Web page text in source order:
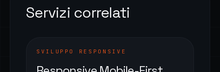
Servizi correlati
SVILUPPO RESPONSIVE